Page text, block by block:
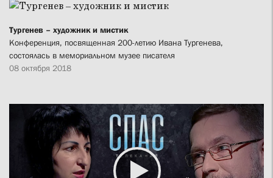
Тургенев – художник и мистик
Конференция, посвященная 200-летию Ивана Тургенева,
состоялась в мемориальном музее писателя
08 октября 2018